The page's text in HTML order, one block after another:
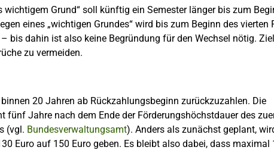
wichtigem Grund“ soll künftig ein Semester länger bis zum
eines „wichtigen Grundes“ wird bis zum Beginn des vierten
bis dahin ist also keine Begründung für den Wechsel nötig.
zu vermeiden.
20 Jahren ab Rückzahlungsbeginn zurückzuzahlen. Die
fünf Jahre nach dem Ende der Förderungshöchstdauer des
(vgl. Bundesverwaltungsamt). Anders als zunächst geplant,
Euro auf 150 Euro geben. Es bleibt also dabei, dass maximal